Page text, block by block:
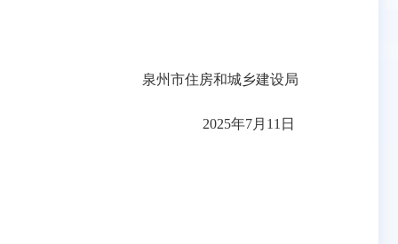
泉州市住房和城乡建设局
2025年7月11日